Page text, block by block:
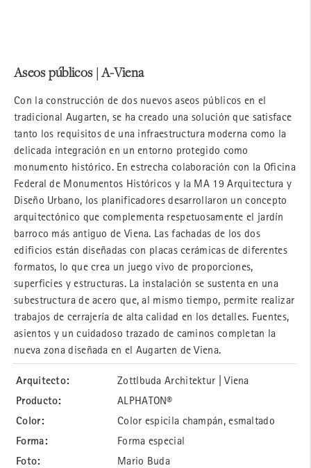
Aseos públicos | A-Viena
Con la construcción de dos nuevos aseos públicos en el
tradicional Augarten, se ha creado una solución que satisface
tanto los requisitos de una infraestructura moderna como la
delicada integración en un entorno protegido como
monumento histórico. En estrecha colaboración con la Oficina
Federal de Monumentos Históricos y la MA 19 Arquitectura y
Diseño Urbano, los planificadores desarrollaron un concepto
arquitectónico que complementa respetuosamente el jardín
barroco más antiguo de Viena. Las fachadas de los dos
edificios están diseñadas con placas cerámicas de diferentes
formatos, lo que crea un juego vivo de proporciones,
superficies y estructuras. La instalación se sustenta en una
subestructura de acero que, al mismo tiempo, permite realizar
trabajos de cerrajería de alta calidad en los detalles. Fuentes,
asientos y un cuidadoso trazado de caminos completan la
nueva zona diseñada en el Augarten de Viena.
Arquitecto: Zottlbuda Architektur | Viena
Producto: ALPHATON®
Color: Color espicila champán, esmaltado
Forma: Forma especial
Foto: Mario Buda